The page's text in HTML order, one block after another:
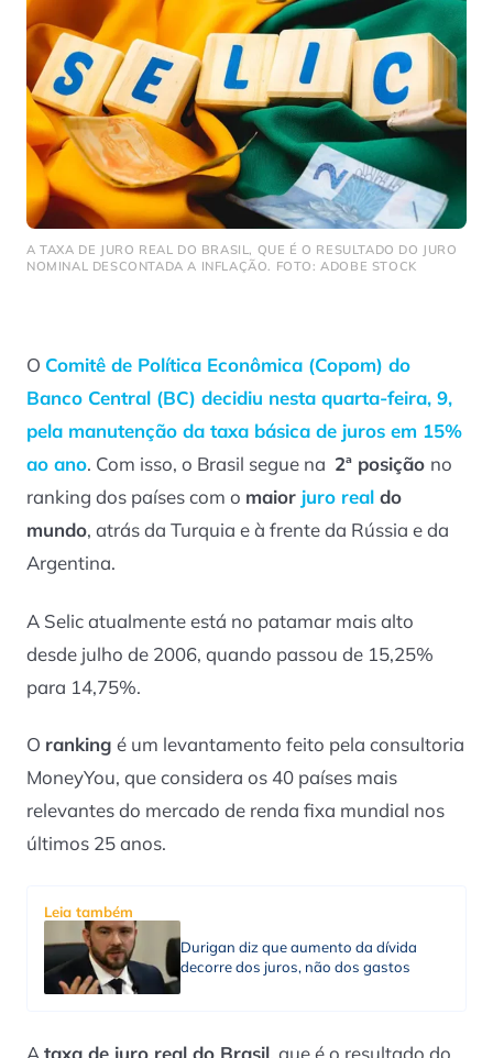
A TAXA DE JURO REAL DO BRASIL, QUE É O RESULTADO DO JURO
NOMINAL DESCONTADA A INFLAÇÃO. FOTO: ADOBE STOCK
O Comitê de Política Econômica (Copom) do
Banco Central (BC) decidiu nesta quarta-feira, 9,
pela manutenção da taxa básica de juros em 15%
ao ano. Com isso, o Brasil segue na 2ª posição no
ranking dos países com o maior juro real do
mundo, atrás da Turquia e à frente da Rússia e da
Argentina.
A Selic atualmente está no patamar mais alto
desde julho de 2006, quando passou de 15,25%
para 14,75%.
O ranking é um levantamento feito pela consultoria
MoneyYou, que considera os 40 países mais
relevantes do mercado de renda fixa mundial nos
últimos 25 anos.
Leia também
Durigan diz que aumento da dívida
decorre dos juros, não dos gastos
Ataxa de juro real do Brasil, que é o resultado do